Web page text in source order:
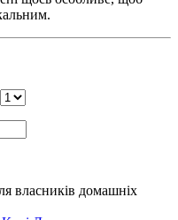
власників домашніх